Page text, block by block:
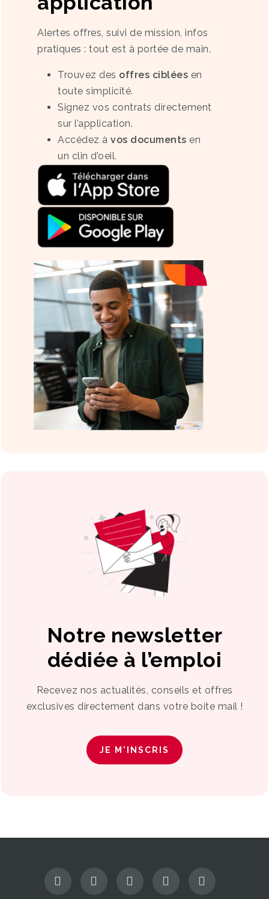
Alertes offres, suivi de mission, infos
pratiques : tout est à portée de main.
Trouvez des offres ciblées en
toute simplicité.
Signez vos contrats directement
sur l’application.
Accédez àvos documents en
un clin d’oeil.
Notre newsletter
dédiée à l’emploi
Recevez nos actualités, conseils et offres
exclusives directement dans votre boite mail !
JE M'INSCRIS